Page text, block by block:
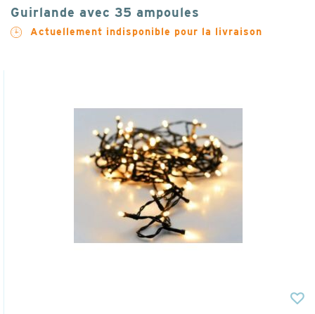
Guirlande avec 35 ampoules
Actuellement indisponible pour la livraison